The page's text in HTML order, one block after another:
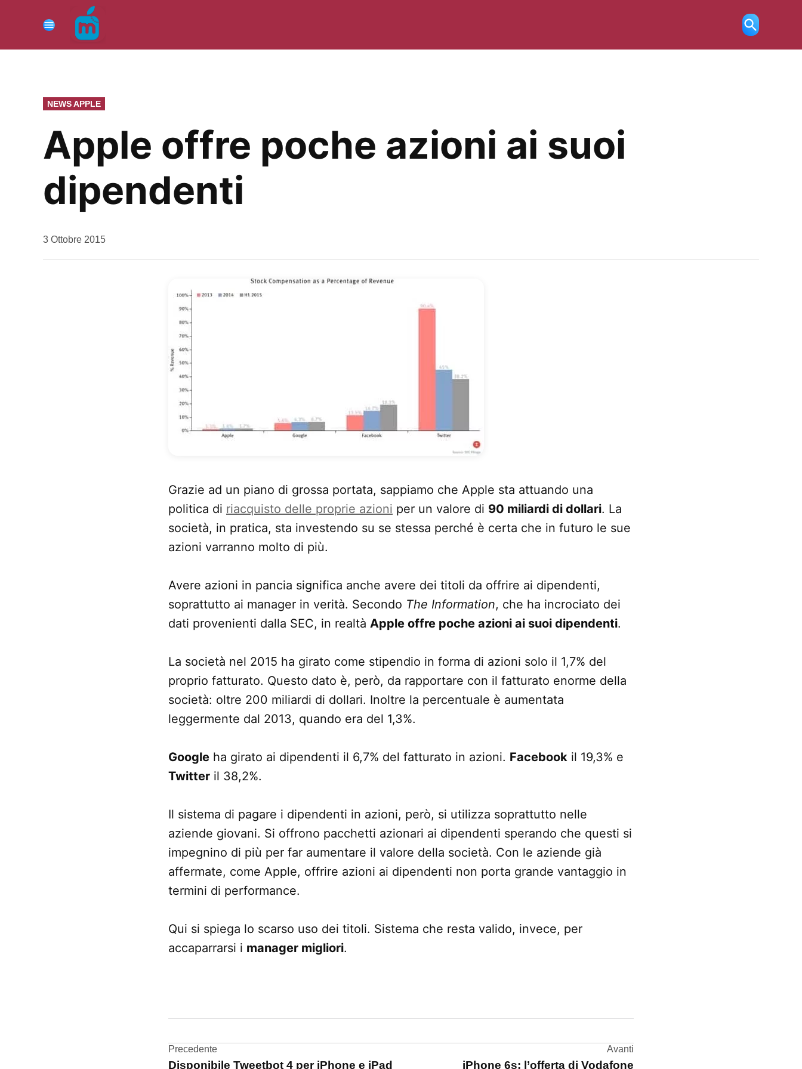
contenuto
Menu
Ricerca
aperta
PUBBLICATO
IN
NEWS APPLE
Apple offre poche azioni ai suoi
dipendenti
da
3 Ottobre 2015
Grazie ad un piano di grossa portata, sappiamo che Apple sta attuando una
politica di riacquisto delle proprie azioni per un valore di 90 miliardi di dollari. La
società, in pratica, sta investendo su se stessa perché è certa che in futuro le sue
azioni varranno molto di più.
Avere azioni in pancia significa anche avere dei titoli da offrire ai dipendenti,
soprattutto ai manager in verità. Secondo The Information, che ha incrociato dei
dati provenienti dalla SEC, in realtà Apple offre poche azioni ai suoi dipendenti.
La società nel 2015 ha girato come stipendio in forma di azioni solo il 1,7% del
proprio fatturato. Questo dato è, però, da rapportare con il fatturato enorme della
società: oltre 200 miliardi di dollari. Inoltre la percentuale è aumentata
leggermente dal 2013, quando era del 1,3%.
Google ha girato ai dipendenti il 6,7% del fatturato in azioni. Facebook il 19,3% e
Twitter il 38,2%.
Il sistema di pagare i dipendenti in azioni, però, si utilizza soprattutto nelle
aziende giovani. Si offrono pacchetti azionari ai dipendenti sperando che questi si
impegnino di più per far aumentare il valore della società. Con le aziende già
affermate, come Apple, offrire azioni ai dipendenti non porta grande vantaggio in
termini di performance.
Qui si spiega lo scarso uso dei titoli. Sistema che resta valido, invece, per
accaparrarsi i manager migliori.
Navigazione
Precedente
Disponibile Tweetbot 4 per iPhone e iPad
Avanti
iPhone 6s: l’offerta di Vodafone